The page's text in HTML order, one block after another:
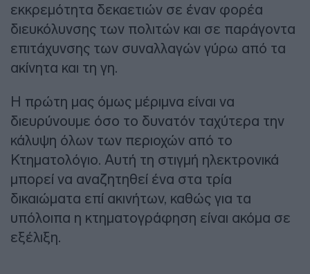
εκκρεμότητα δεκαετιών σε έναν φορέα
διευκόλυνσης των πολιτών και σε παράγοντα
επιτάχυνσης των συναλλαγών γύρω από τα
ακίνητα και τη γη.
Η πρώτη μας όμως μέριμνα είναι να
διευρύνουμε όσο το δυνατόν ταχύτερα την
κάλυψη όλων των περιοχών από το
Κτηματολόγιο. Αυτή τη στιγμή ηλεκτρονικά
μπορεί να αναζητηθεί ένα στα τρία
δικαιώματα επί ακινήτων, καθώς για τα
υπόλοιπα η κτηματογράφηση είναι ακόμα σε
εξέλιξη.